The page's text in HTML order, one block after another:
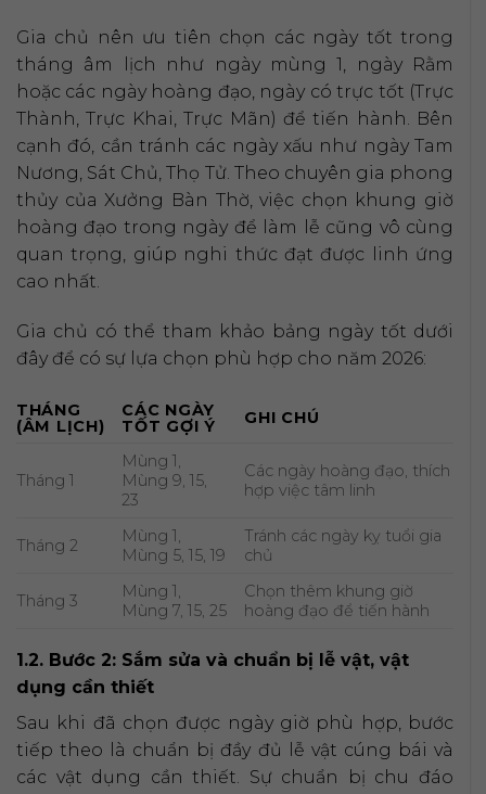
Gia chủ nên ưu tiên chọn các ngày tốt trong
tháng âm lịch như ngày mùng 1, ngày Rằm
hoặc các ngày hoàng đạo, ngày có trực tốt (Trực
Thành, Trực Khai, Trực Mãn) để tiến hành. Bên
cạnh đó, cần tránh các ngày xấu như ngày Tam
Nương, Sát Chủ, Thọ Tử. Theo chuyên gia phong
thủy của Xưởng Bàn Thờ, việc chọn khung giờ
hoàng đạo trong ngày để làm lễ cũng vô cùng
quan trọng, giúp nghi thức đạt được linh ứng
cao nhất.
Gia chủ có thể tham khảo bảng ngày tốt dưới
đây để có sự lựa chọn phù hợp cho năm 2026:
THÁNG
(ÂM LỊCH)
CÁC NGÀY
TỐT GỢI Ý
GHI CHÚ
Tháng 1
Mùng 1,
Mùng 9, 15,
23
Các ngày hoàng đạo, thích
hợp việc tâm linh
Tháng 2
Mùng 1,
Mùng 5, 15, 19
Tránh các ngày kỵ tuổi gia
chủ
Tháng 3
Mùng 1,
Mùng 7, 15, 25
Chọn thêm khung giờ
hoàng đạo để tiến hành
1.2. Bước 2: Sắm sửa và chuẩn bị lễ vật, vật
dụng cần thiết
Sau khi đã chọn được ngày giờ phù hợp, bước
tiếp theo là chuẩn bị đầy đủ lễ vật cúng bái và
các vật dụng cần thiết. Sự chuẩn bị chu đáo